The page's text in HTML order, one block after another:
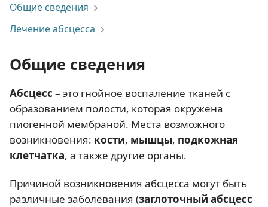
Общие сведения
Лечение абсцесса
Общие сведения
Абсцесс – это гнойное воспаление тканей с
образованием полости, которая окружена
пиогенной мембраной. Места возможного
возникновения: кости, мышцы, подкожная
клетчатка, а также другие органы.
Причиной возникновения абсцесса могут быть
различные заболевания (заглоточный абсцесс